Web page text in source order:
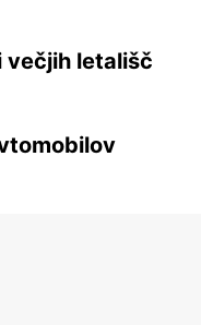
večjih letališč